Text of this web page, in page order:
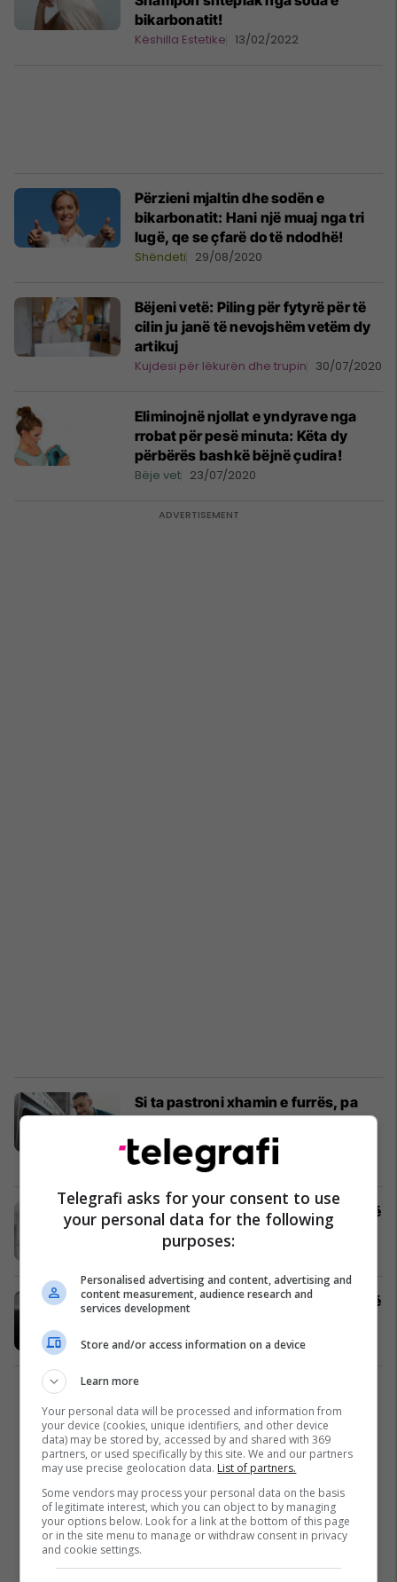
bikarbonatit!
Këshilla Estetike 13/02/2022
Përzieni mjaltin dhe sodën e
bikarbonatit: Hani një muaj nga tri
lugë, qe se çfarë do të ndodhë!
Shëndeti 29/08/2020
Bëjeni vetë: Piling për fytyrë për të
cilin ju janë të nevojshëm vetëm dy
artikuj
Kujdesi për lëkurën dhe trupin 30/07/2020
Eliminojnë njollat e yndyrave nga
rrobat për pesë minuta: Këta dy
përbërës bashkë bëjnë çudira!
Bëje vet 23/07/2020
Si ta pastroni xhamin e furrës, pa
mjete të forta, me ndihmën e dy
gjërave të cilat i keni në shtëpi!
Bëje vet 01/11/2019
Soda e bikarbonatit zbut erën e fortë
të djersës!
Shëndeti 18/07/2019
Si ta eliminoni erën e keqe të tymit të
duhanit
Bëje vet 06/01/2019
Telegrafi asks for your consent to use
your personal data for the following
purposes:
Personalised advertising and content, advertising and
content measurement, audience research and
services development
Store and/or access information on a device
Learn more
Your personal data will be processed and information from
your device (cookies, unique identifiers, and other device
data) may be stored by, accessed by and shared with 369
partners, or used specifically by this site. We and our partners
may use precise geolocation data. List of partners.
Some vendors may process your personal data on the basis
of legitimate interest, which you can object to by managing
your options below. Look for a link at the bottom of this page
or in the site menu to manage or withdraw consent in privacy
and cookie settings.